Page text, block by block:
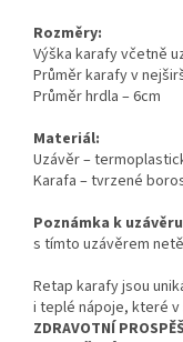
Rozměry:
Výška karafy včetně
Průměr karafy v
Průměr hrdla – 6cm
Materiál:
Uzávěr –
Karafa – tvrzené
Poznámka k
s tímto uzávěrem
Retap karafy jsou
i teplé nápoje, které
ZDRAVOTNÍ